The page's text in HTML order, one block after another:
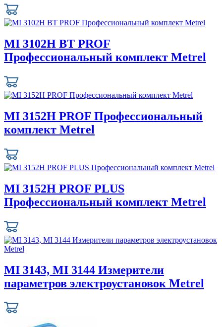
MI 3102H BT PROF
Профессиональный комплект Metrel
MI 3152H PROF Профессиональный
комплект Metrel
MI 3152H PROF PLUS
Профессиональный комплект Metrel
MI 3143, MI 3144 Измерители
параметров электроустановок Metrel